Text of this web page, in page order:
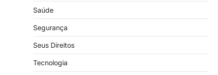
Saúde
Segurança
Seus Direitos
Tecnologia